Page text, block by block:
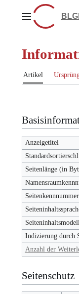
springenHauptmenü
Artikel
Anzeigetitel
Seitenlänge (in
Seitenkennnummer
Indizierung durch
Anzahl der
Seitenschutz